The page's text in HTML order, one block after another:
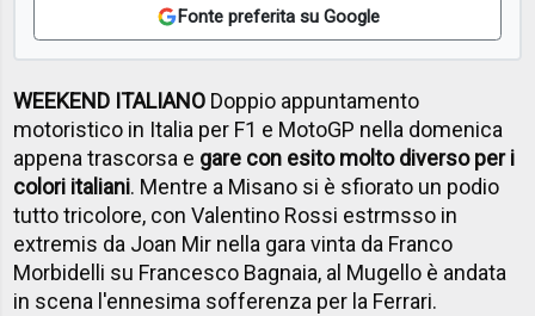
Fonte preferita su Google
WEEKEND ITALIANO Doppio appuntamento
motoristico in Italia per F1 e MotoGP nella domenica
appena trascorsa e gare con esito molto diverso per i
colori italiani. Mentre a Misano si è sfiorato un podio
tutto tricolore, con Valentino Rossi estrmsso in
extremis da Joan Mir nella gara vinta da Franco
Morbidelli su Francesco Bagnaia, al Mugello è andata
in scena l'ennesima sofferenza per la Ferrari.